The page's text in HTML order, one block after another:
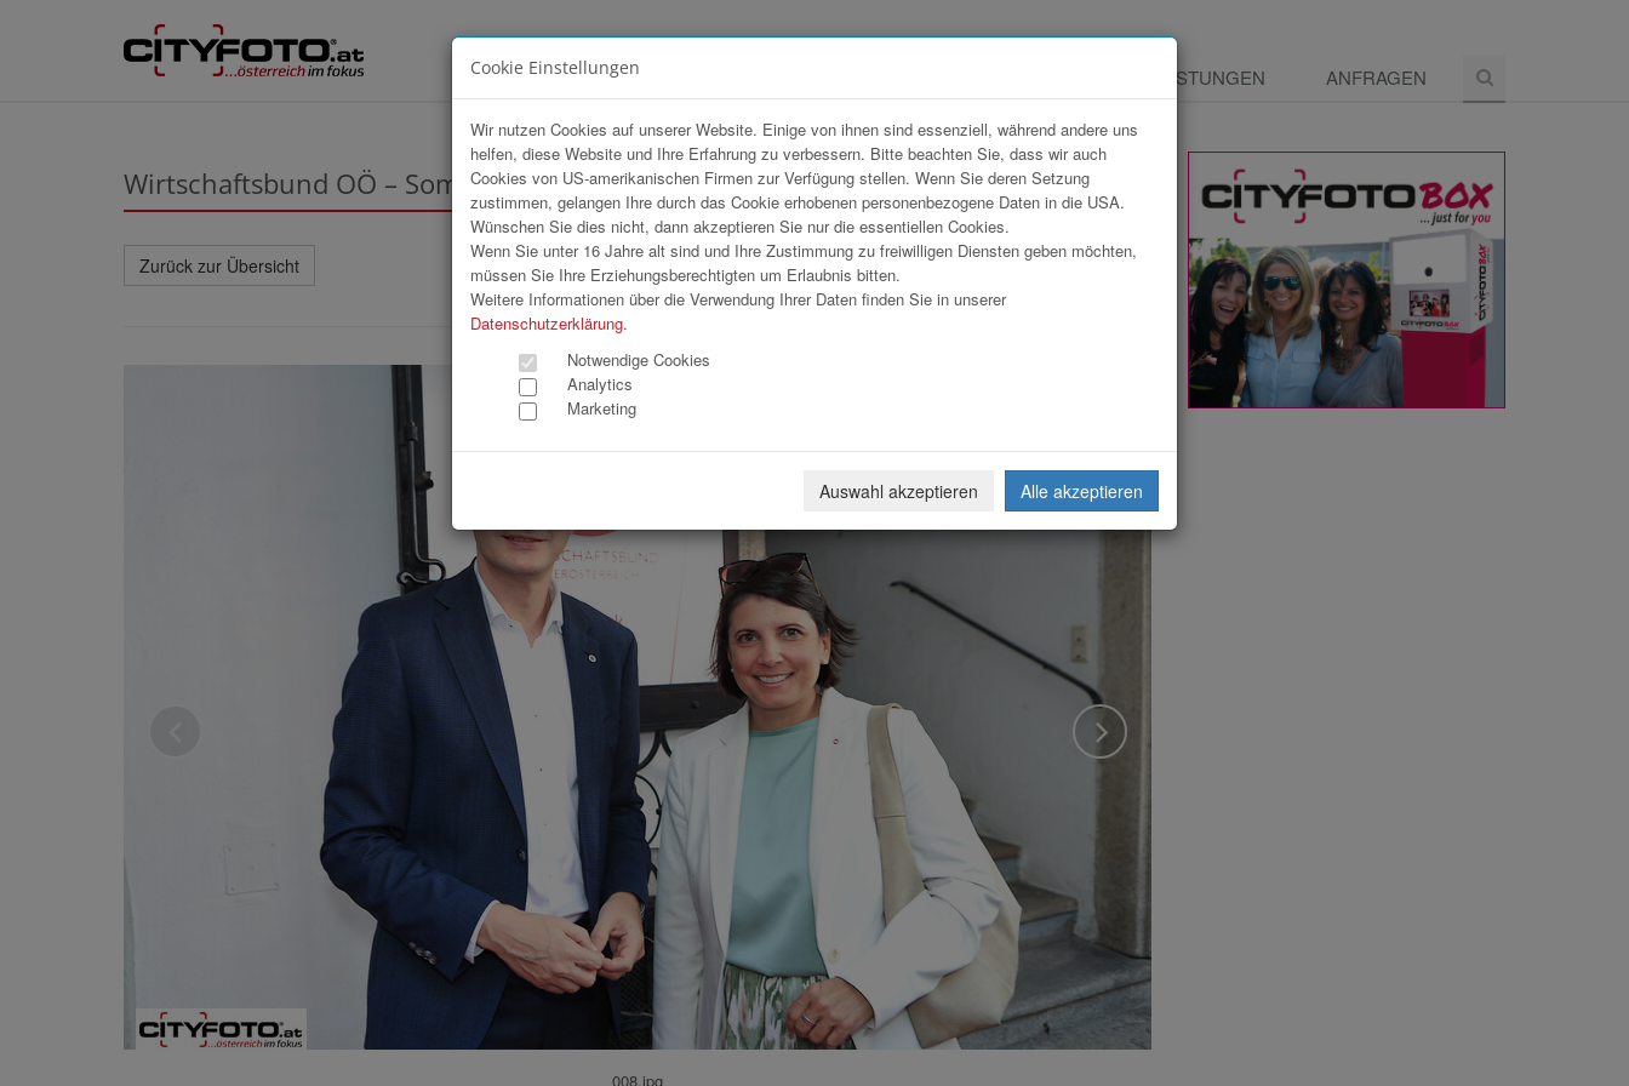
LEISTUNGEN ANFRAGEN
Wirtschaftsbund OÖ – Sommerfest 2026
Zurück zur Übersicht Download Weiterleiten
008.jpg
Cookie Einstellungen
Wir nutzen Cookies auf unserer Website. Einige von ihnen sind essenziell, während andere uns
helfen, diese Website und Ihre Erfahrung zu verbessern. Bitte beachten Sie, dass wir auch
Cookies von US-amerikanischen Firmen zur Verfügung stellen. Wenn Sie deren Setzung
zustimmen, gelangen Ihre durch das Cookie erhobenen personenbezogene Daten in die USA.
Wünschen Sie dies nicht, dann akzeptieren Sie nur die essentiellen Cookies.
Wenn Sie unter 16 Jahre alt sind und Ihre Zustimmung zu freiwilligen Diensten geben möchten,
müssen Sie Ihre Erziehungsberechtigten um Erlaubnis bitten.
Weitere Informationen über die Verwendung Ihrer Daten finden Sie in unserer
Datenschutzerklärung.
Notwendige Cookies
Analytics
Marketing
Auswahl akzeptieren Alle akzeptieren